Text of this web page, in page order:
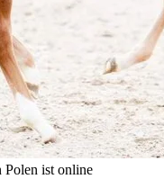
Polen ist online